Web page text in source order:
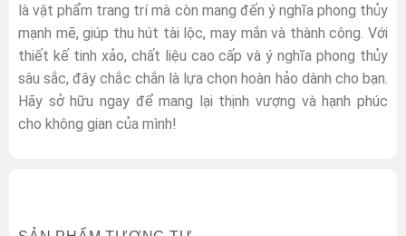
là vật phẩm trang trí mà còn mang đến ý nghĩa phong thủy
mạnh mẽ, giúp thu hút tài lộc, may mắn và thành công. Với
thiết kế tinh xảo, chất liệu cao cấp và ý nghĩa phong thủy
sâu sắc, đây chắc chắn là lựa chọn hoàn hảo dành cho bạn.
Hãy sở hữu ngay để mang lại thịnh vượng và hạnh phúc
cho không gian của mình!